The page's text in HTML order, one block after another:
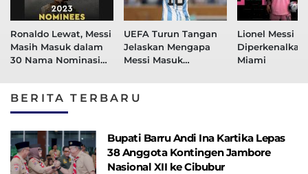
Ronaldo Lewat, Messi
Masih Masuk dalam
30 Nama Nominasi
UEFA Turun Tangan
Jelaskan Mengapa
Messi Masuk
Lionel Messi
Diperkenalkan
Miami
BERITA TERBARU
Bupati Barru Andi Ina Kartika Lepas
38 Anggota Kontingen Jambore
Nasional XII ke Cibubur